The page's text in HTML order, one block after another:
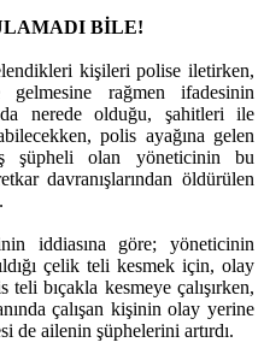
BİLE!
kişileri polise iletirken,
rağmen ifadesinin
nerede olduğu, şahitleri ile
polis ayağına gelen
şüpheli olan yöneticinin bu
davranışlarından öldürülen
iddiasına göre; yöneticinin
çelik teli kesmek için, olay
bıçakla kesmeye çalışırken,
çalışan kişinin olay yerine
de ailenin şüphelerini artırdı.